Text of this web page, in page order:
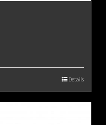
Details